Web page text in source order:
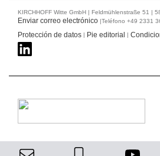
KIRCHHOFF Witte GmbH | Feldmühlenstraße 51 |
Enviar correo electrónico |Teléfono +49 2331
Protección de datos Pie editorial